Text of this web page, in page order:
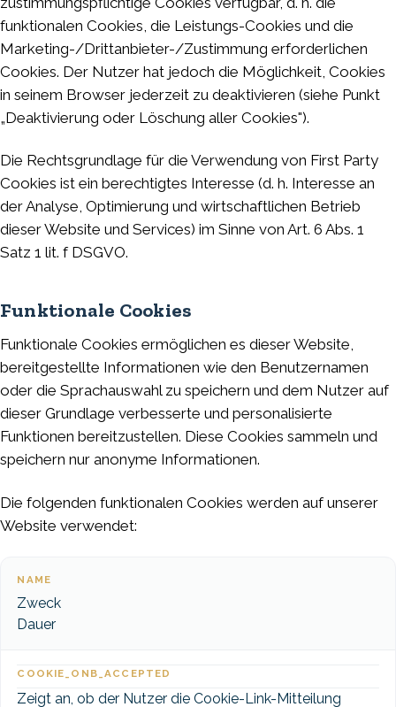
funktionalen Cookies, die Leistungs-Cookies und die
Marketing-/Drittanbieter-/Zustimmung erforderlichen
Cookies. Der Nutzer hat jedoch die Möglichkeit, Cookies
in seinem Browser jederzeit zu deaktivieren (siehe Punkt
„Deaktivierung oder Löschung aller Cookies").
Die Rechtsgrundlage für die Verwendung von First Party
Cookies ist ein berechtigtes Interesse (d. h. Interesse an
der Analyse, Optimierung und wirtschaftlichen Betrieb
dieser Website und Services) im Sinne von Art. 6 Abs. 1
Satz 1 lit. f DSGVO.
Funktionale Cookies
Funktionale Cookies ermöglichen es dieser Website,
bereitgestellte Informationen wie den Benutzernamen
oder die Sprachauswahl zu speichern und dem Nutzer auf
dieser Grundlage verbesserte und personalisierte
Funktionen bereitzustellen. Diese Cookies sammeln und
speichern nur anonyme Informationen.
Die folgenden funktionalen Cookies werden auf unserer
Website verwendet:
NAME
Zweck
Dauer
COOKIE_ONB_ACCEPTED
Zeigt an, ob der Nutzer die Cookie-Link-Mitteilung